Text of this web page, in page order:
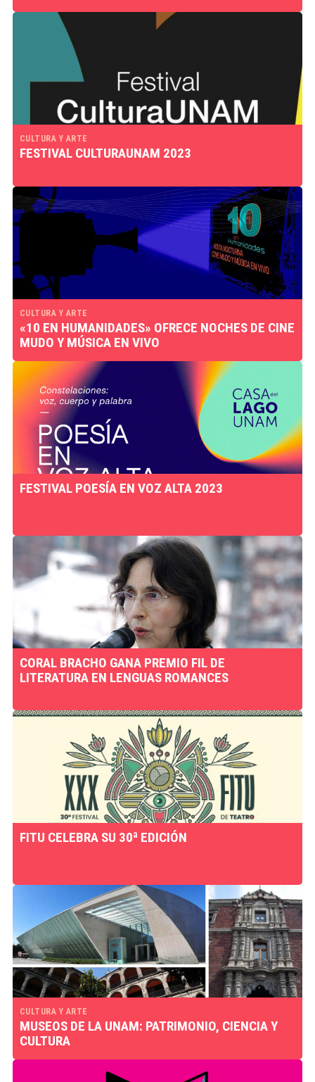
CULTURA Y ARTE
FESTIVAL CULTURAUNAM 2023
CULTURA Y ARTE
«10 EN HUMANIDADES» OFRECE NOCHES DE CINE
MUDO Y MÚSICA EN VIVO
FESTIVAL POESÍA EN VOZ ALTA 2023
CORAL BRACHO GANA PREMIO FIL DE
LITERATURA EN LENGUAS ROMANCES
FITU CELEBRA SU 30ª EDICIÓN
CULTURA Y ARTE
MUSEOS DE LA UNAM: PATRIMONIO, CIENCIA Y
CULTURA